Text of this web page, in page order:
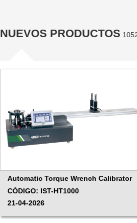
NUEVOS PRODUCTOS
Automatic Torque Wrench Calibrator
CÓDIGO: IST-HT1000
21-04-2026